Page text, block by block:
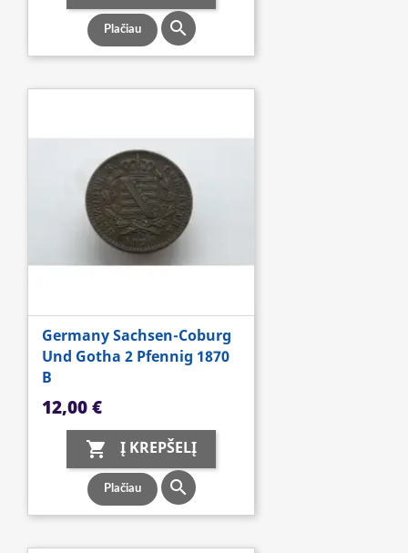
Plačiau 
Germany Sachsen-Coburg
Und Gotha 2 Pfennig 1870
B
Kaina
12,00 €
 Į KREPŠELĮ
Plačiau 